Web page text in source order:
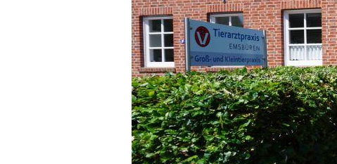
Notdienst
Jobs & Praktikum